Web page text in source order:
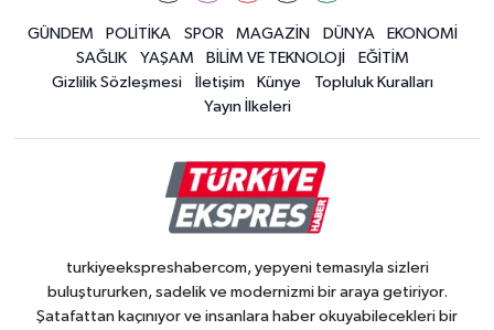
GÜNDEM POLİTİKA SPOR MAGAZİN DÜNYA
EKONOMİ
SAĞLIK
YAŞAM BİLİM VE TEKNOLOJİ
EĞİTİM
Gizlilik Sözleşmesi
İletişim Künye
Topluluk Kuralları
Yayın İlkeleri
turkiyeekspreshabercom, yepyeni temasıyla sizleri
buluştururken, sadelik ve modernizmi bir araya getiriyor.
Şatafattan kaçınıyor ve insanlara haber okuyabilecekleri bir